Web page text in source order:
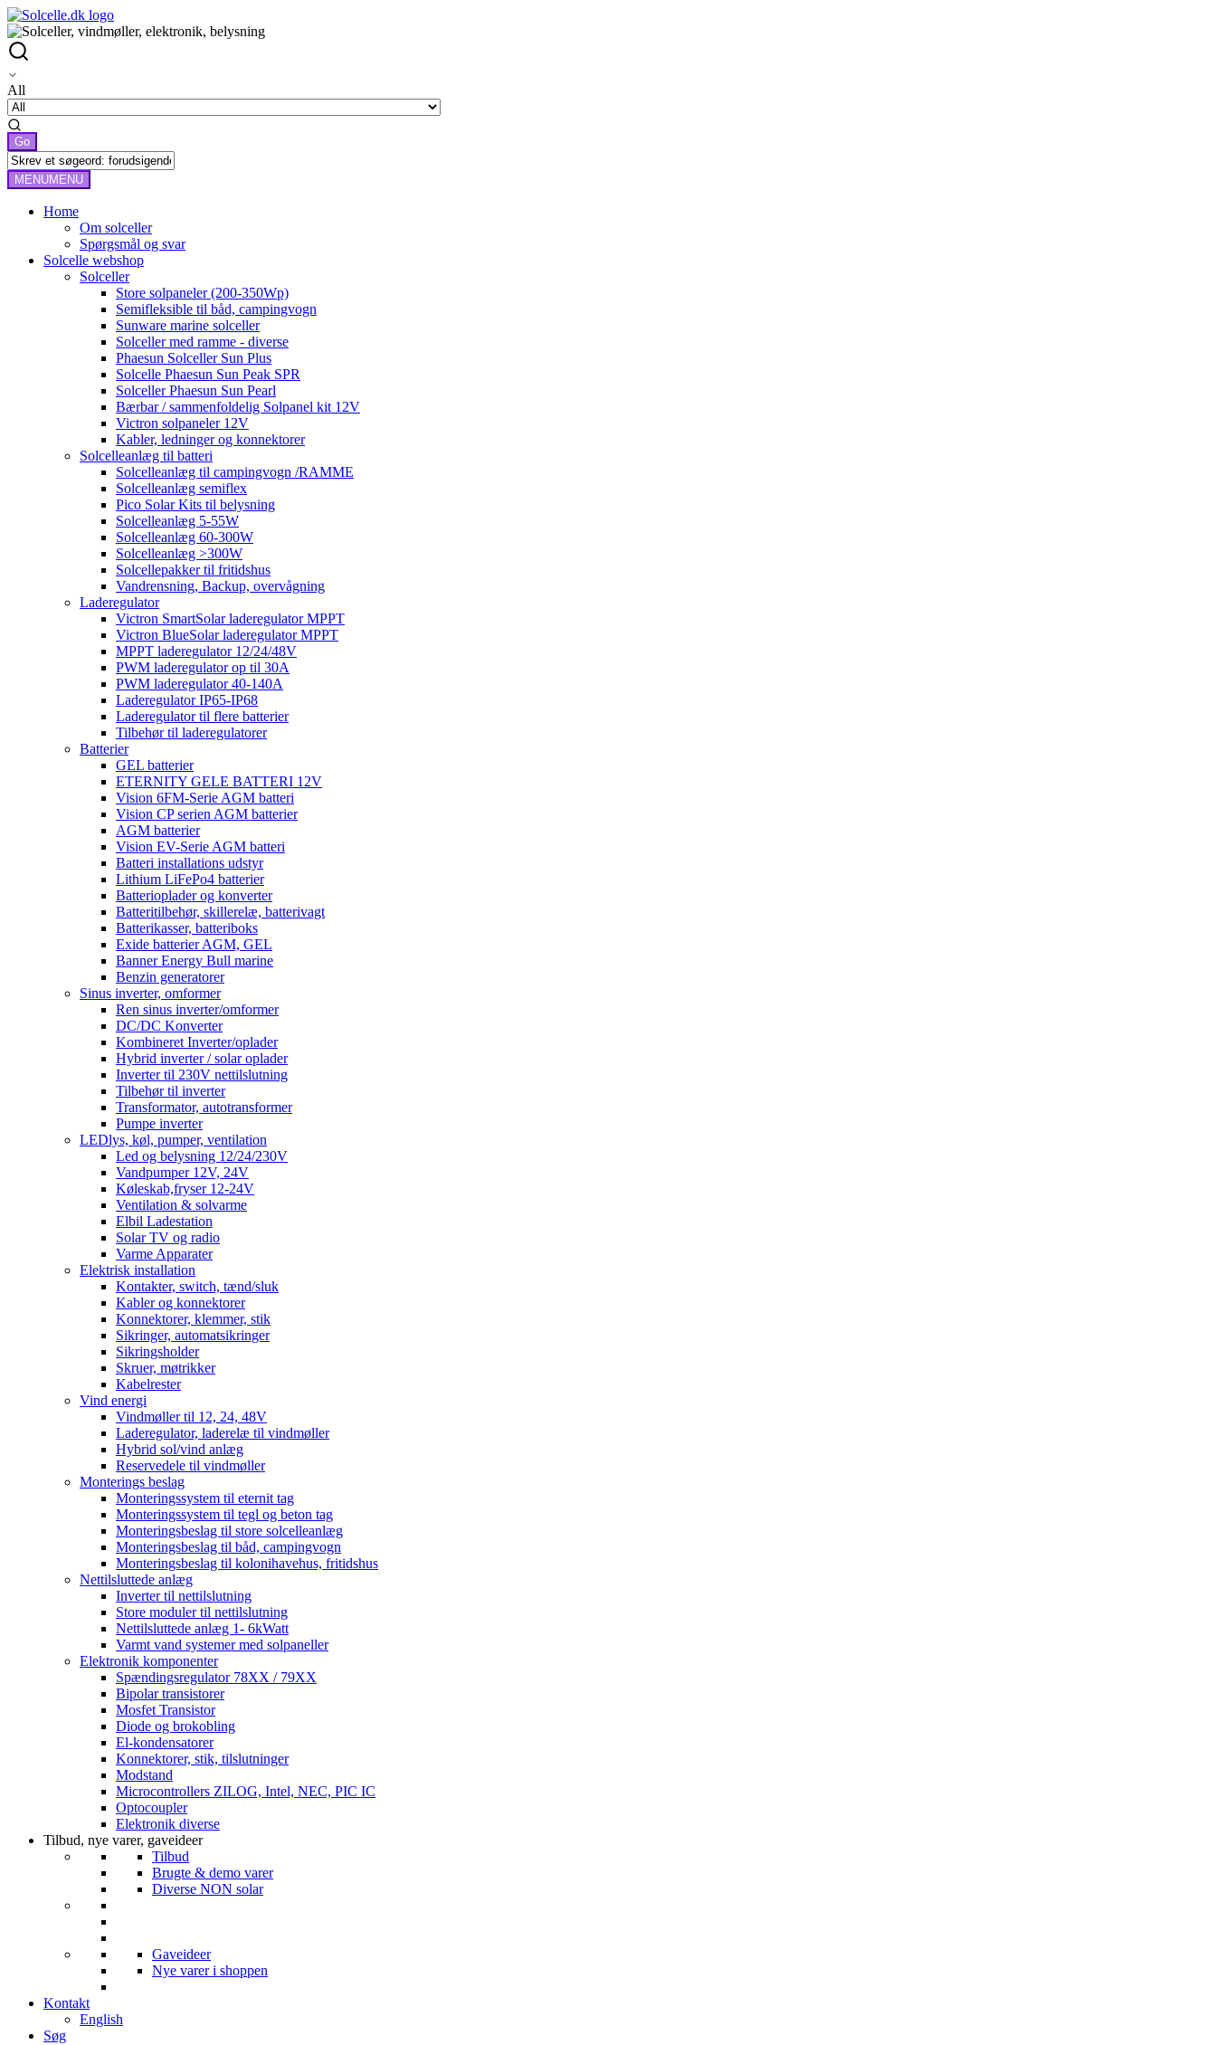
All
MENUMENU
Home
Om solceller
Spørgsmål og svar
Solcelle webshop
Solceller
Store solpaneler (200-350Wp)
Semifleksible til båd, campingvogn
Sunware marine solceller
Solceller med ramme - diverse
Phaesun Solceller Sun Plus
Solcelle Phaesun Sun Peak SPR
Solceller Phaesun Sun Pearl
Bærbar / sammenfoldelig Solpanel kit 12V
Victron solpaneler 12V
Kabler, ledninger og konnektorer
Solcelleanlæg til batteri
Solcelleanlæg til campingvogn /RAMME
Solcelleanlæg semiflex
Pico Solar Kits til belysning
Solcelleanlæg 5-55W
Solcelleanlæg 60-300W
Solcelleanlæg >300W
Solcellepakker til fritidshus
Vandrensning, Backup, overvågning
Laderegulator
Victron SmartSolar laderegulator MPPT
Victron BlueSolar laderegulator MPPT
MPPT laderegulator 12/24/48V
PWM laderegulator op til 30A
PWM laderegulator 40-140A
Laderegulator IP65-IP68
Laderegulator til flere batterier
Tilbehør til laderegulatorer
Batterier
GEL batterier
ETERNITY GELE BATTERI 12V
Vision 6FM-Serie AGM batteri
Vision CP serien AGM batterier
AGM batterier
Vision EV-Serie AGM batteri
Batteri installations udstyr
Lithium LiFePo4 batterier
Batterioplader og konverter
Batteritilbehør, skillerelæ, batterivagt
Batterikasser, batteriboks
Exide batterier AGM, GEL
Banner Energy Bull marine
Benzin generatorer
Sinus inverter, omformer
Ren sinus inverter/omformer
DC/DC Konverter
Kombineret Inverter/oplader
Hybrid inverter / solar oplader
Inverter til 230V nettilslutning
Tilbehør til inverter
Transformator, autotransformer
Pumpe inverter
LEDlys, køl, pumper, ventilation
Led og belysning 12/24/230V
Vandpumper 12V, 24V
Køleskab,fryser 12-24V
Ventilation & solvarme
Elbil Ladestation
Solar TV og radio
Varme Apparater
Elektrisk installation
Kontakter, switch, tænd/sluk
Kabler og konnektorer
Konnektorer, klemmer, stik
Sikringer, automatsikringer
Sikringsholder
Skruer, møtrikker
Kabelrester
Vind energi
Vindmøller til 12, 24, 48V
Laderegulator, laderelæ til vindmøller
Hybrid sol/vind anlæg
Reservedele til vindmøller
Monterings beslag
Monteringssystem til eternit tag
Monteringssystem til tegl og beton tag
Monteringsbeslag til store solcelleanlæg
Monteringsbeslag til båd, campingvogn
Monteringsbeslag til kolonihavehus, fritidshus
Nettilsluttede anlæg
Inverter til nettilslutning
Store moduler til nettilslutning
Nettilsluttede anlæg 1- 6kWatt
Varmt vand systemer med solpaneller
Elektronik komponenter
Spændingsregulator 78XX / 79XX
Bipolar transistorer
Mosfet Transistor
Diode og brokobling
El-kondensatorer
Konnektorer, stik, tilslutninger
Modstand
Microcontrollers ZILOG, Intel, NEC, PIC IC
Optocoupler
Elektronik diverse
Tilbud, nye varer, gaveideer
Tilbud
Brugte & demo varer
Diverse NON solar
Gaveideer
Nye varer i shoppen
Kontakt
English
Søg